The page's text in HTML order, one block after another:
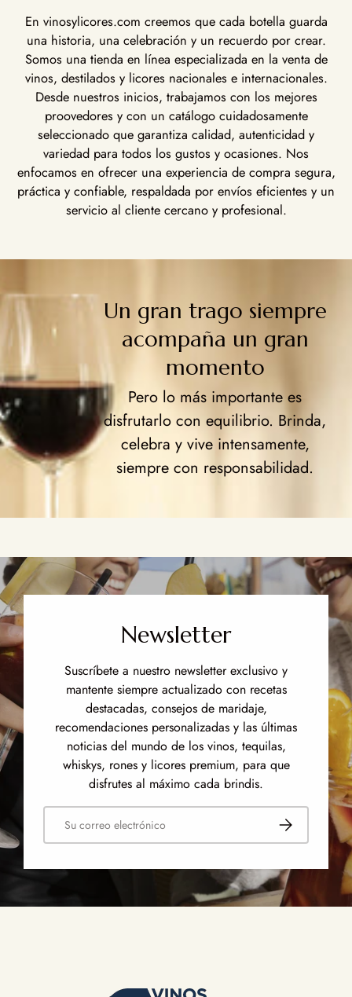
En vinosylicores.com creemos que cada botella guarda
una historia, una celebración y un recuerdo por crear.
Somos una tienda en línea especializada en la venta de
vinos, destilados y licores nacionales e internacionales.
Desde nuestros inicios, trabajamos con los mejores
proovedores y con un catálogo cuidadosamente
seleccionado que garantiza calidad, autenticidad y
variedad para todos los gustos y ocasiones. Nos
enfocamos en ofrecer una experiencia de compra segura,
práctica y confiable, respaldada por envíos eficientes y un
servicio al cliente cercano y profesional.
Un gran trago siempre
acompaña un gran
momento
Pero lo más importante es
disfrutarlo con equilibrio. Brinda,
celebra y vive intensamente,
siempre con responsabilidad.
Newsletter
Suscríbete a nuestro newsletter exclusivo y
mantente siempre actualizado con recetas
destacadas, consejos de maridaje,
recomendaciones personalizadas y las últimas
noticias del mundo de los vinos, tequilas,
whiskys, rones y licores premium, para que
disfrutes al máximo cada brindis.
Correo electrónico Suscribirse